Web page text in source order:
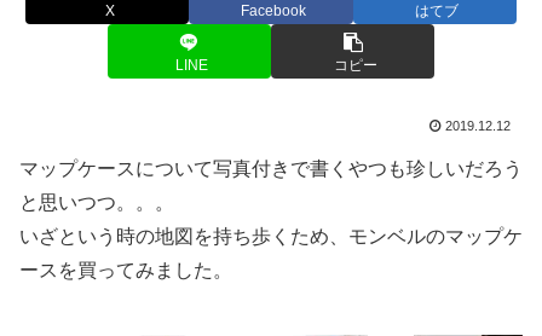
X Facebook はてブ
LINE コピー
2019.12.12
マップケースについて写真付きで書くやつも珍しいだろう
と思いつつ。。。
いざという時の地図を持ち歩くため、モンベルのマップケ
ースを買ってみました。